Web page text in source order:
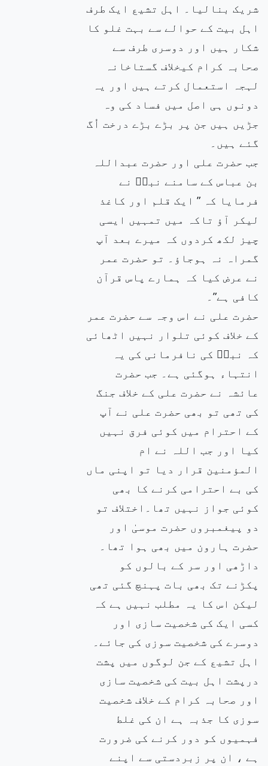
شریک بنالیا۔ اہل تشیع ایک طرف
اہل بیت کے حوالے سے بہت غلو کا
شکار ہیں اور دوسری طرف سے
صحابہ کرام کیخلاف گستاخانہ
لہجہ استعمال کرتے ہیں اور یہ
دونوں ہی اصل میں فساد کی وہ
جڑیں ہیں جن پر بڑے بڑے درخت اُگ
گئے ہیں۔
جب حضرت علی اور حضرت عبداللہ
بن عباس کے سامنے نبیۖ نے
فرمایا کہ ” ایک قلم اور کاغذ
لیکر آؤ تاکہ میں تمہیں ایسی
چیز لکھ کردوں کہ میرے بعد آپ
گمراہ نہ ہوجاؤ۔ تو حضرت عمر
نے عرض کیا کہ ہمارے پاس قرآن
کافی ہے”۔
حضرت علی نے اس وجہ سے حضرت عمر
کے خلاف کوئی تلوار نہیں اٹھائی
کہ نبیۖ کی نافرمانی کی یہ
انتہاء ہوگئی ہے۔ جب حضرت
عائشہ نے حضرت علی کے خلاف جنگ
کی تھی تو بھی حضرت علی نے آپ
کے احترام میں کوئی فرق نہیں
کیا اور جب اللہ نے ام
المؤمنین قرار دیا تو اپنی ماں
کی بے احترامی کرنے کا بھی
کوئی جواز نہیں تھا۔اختلاف تو
دو پیغمبروں حضرت موسیٰ اور
حضرت ہارون میں بھی ہوا تھا۔
داڑھی اور سر کے بالوں کو
پکڑنے تک بھی بات پہنچ گئی تھی
لیکن اس کا یہ مطلب نہیں ہے کہ
کسی ایک کی شخصیت سازی اور
دوسرے کی شخصیت سوزی کی جائے۔
اہل تشیع کے جن لوگوں میں پشت
درپشت اہل بیت کی شخصیت سازی
اور صحابہ کرام کے خلاف شخصیت
سوزی کا جذبہ ہے ان کی غلط
فہمیوں کو دور کرنے کی ضرورت
ہے ، ان پر زبردستی سے اپنے